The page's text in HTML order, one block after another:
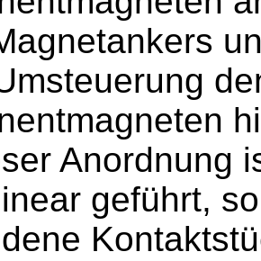
Anordnung
geführt,